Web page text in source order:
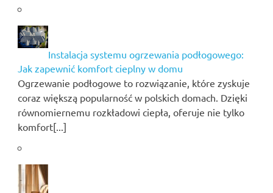
Instalacja systemu ogrzewania podłogowego:
Jak zapewnić komfort cieplny w domu
Ogrzewanie podłogowe to rozwiązanie, które zyskuje
coraz większą popularność w polskich domach. Dzięki
równomiernemu rozkładowi ciepła, oferuje nie tylko
komfort[...]